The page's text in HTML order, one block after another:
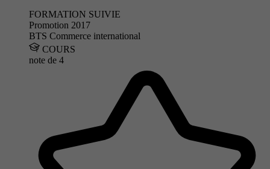
FORMATION SUIVIE
Promotion 2017
BTS Commerce international
COURS
note de 4